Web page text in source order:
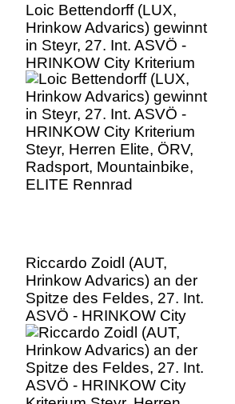
Loic Bettendorff (LUX,
Hrinkow Advarics) gewinnt
in Steyr, 27. Int. ASVÖ -
HRINKOW City Kriterium
Steyr, Herren Elite, ÖRV,
Radsport, Mountainbike,
ELITE Rennrad
Riccardo Zoidl (AUT,
Hrinkow Advarics) an der
Spitze des Feldes, 27. Int.
ASVÖ - HRINKOW City
Kriterium Steyr, Herren
Elite, ÖRV, Radsport,
Mountainbike, ELITE
Rennrad